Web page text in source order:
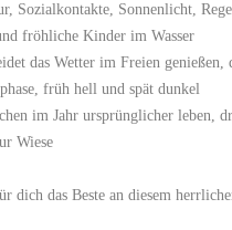
Sozialkontakte, Sonnenlicht,
fröhliche Kinder im Wasser
das Wetter im Freien genießen,
früh hell und spät dunkel
im Jahr ursprünglicher leben,
Wiese
dich das Beste an diesem